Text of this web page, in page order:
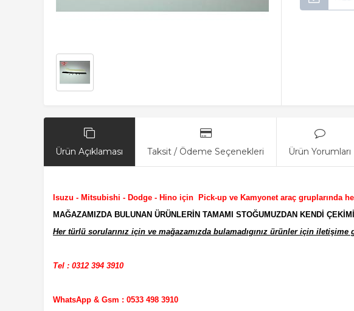
Ürün Açıklaması Taksit / Ödeme Seçenekleri Ürün Yorumları
Isuzu - Mitsubishi - Dodge - Hino için Pick-up ve Kamyonet araç gruplarında
MAĞAZAMIZDA BULUNAN ÜRÜNLERİN TAMAMI STOĞUMUZDAN KENDİ
Her türlü sorularınız için ve mağazamızda bulamadıgınız ürünler için iletişime
Tel : 0312 394 3910
WhatsApp & Gsm : 0533 498 3910